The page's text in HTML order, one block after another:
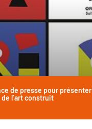
de presse pour
l’art construit